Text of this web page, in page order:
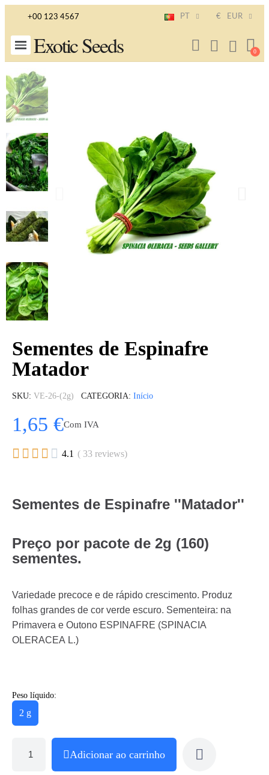
+00 123 4567 PT € EUR
Exotic Seeds
Sementes de Espinafre
Matador
SKU VE-26-(2g) CATEGORIA Início
1,65 €Com IVA
     4.1 ( 33 reviews)
Sementes de Espinafre ''Matador''
Preço por pacote de 2g (160)
sementes.
Variedade precoce e de rápido crescimento. Produz
folhas grandes de cor verde escuro. Sementeira: na
Primavera e Outono ESPINAFRE (SPINACIA
OLERACEA L.)
Peso líquido:
2 g
Adicionar ao carrinho